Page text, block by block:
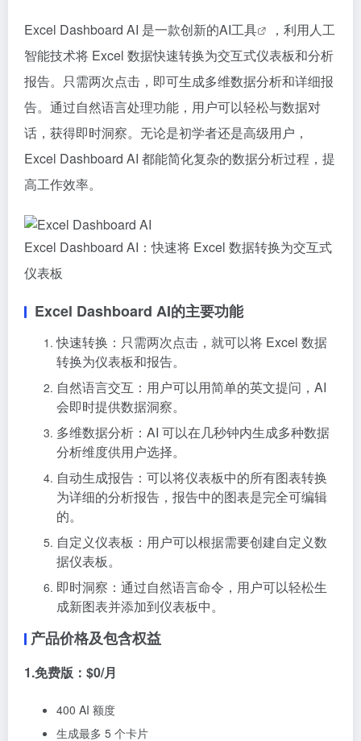
Excel Dashboard AI 是一款创新的AI工具
，利用人工
智能技术将 Excel 数据快速转换为交互式仪表板和分析
报告。只需两次点击，即可生成多维数据分析和详细报
告。通过自然语言处理功能，用户可以轻松与数据对
话，获得即时洞察。无论是初学者还是高级用户，
Excel Dashboard AI 都能简化复杂的数据分析过程，提
高工作效率。
Excel Dashboard AI：快速将 Excel 数据转换为交互式
仪表板
Excel Dashboard AI的主要功能
快速转换：只需两次点击，就可以将 Excel 数据
转换为仪表板和报告。
自然语言交互：用户可以用简单的英文提问，AI
会即时提供数据洞察。
多维数据分析：AI 可以在几秒钟内生成多种数据
分析维度供用户选择。
自动生成报告：可以将仪表板中的所有图表转换
为详细的分析报告，报告中的图表是完全可编辑
的。
自定义仪表板：用户可以根据需要创建自定义数
据仪表板。
即时洞察：通过自然语言命令，用户可以轻松生
成新图表并添加到仪表板中。
产品价格及包含权益
1.免费版：$0/月
400 AI 额度
生成最多 5 个卡片